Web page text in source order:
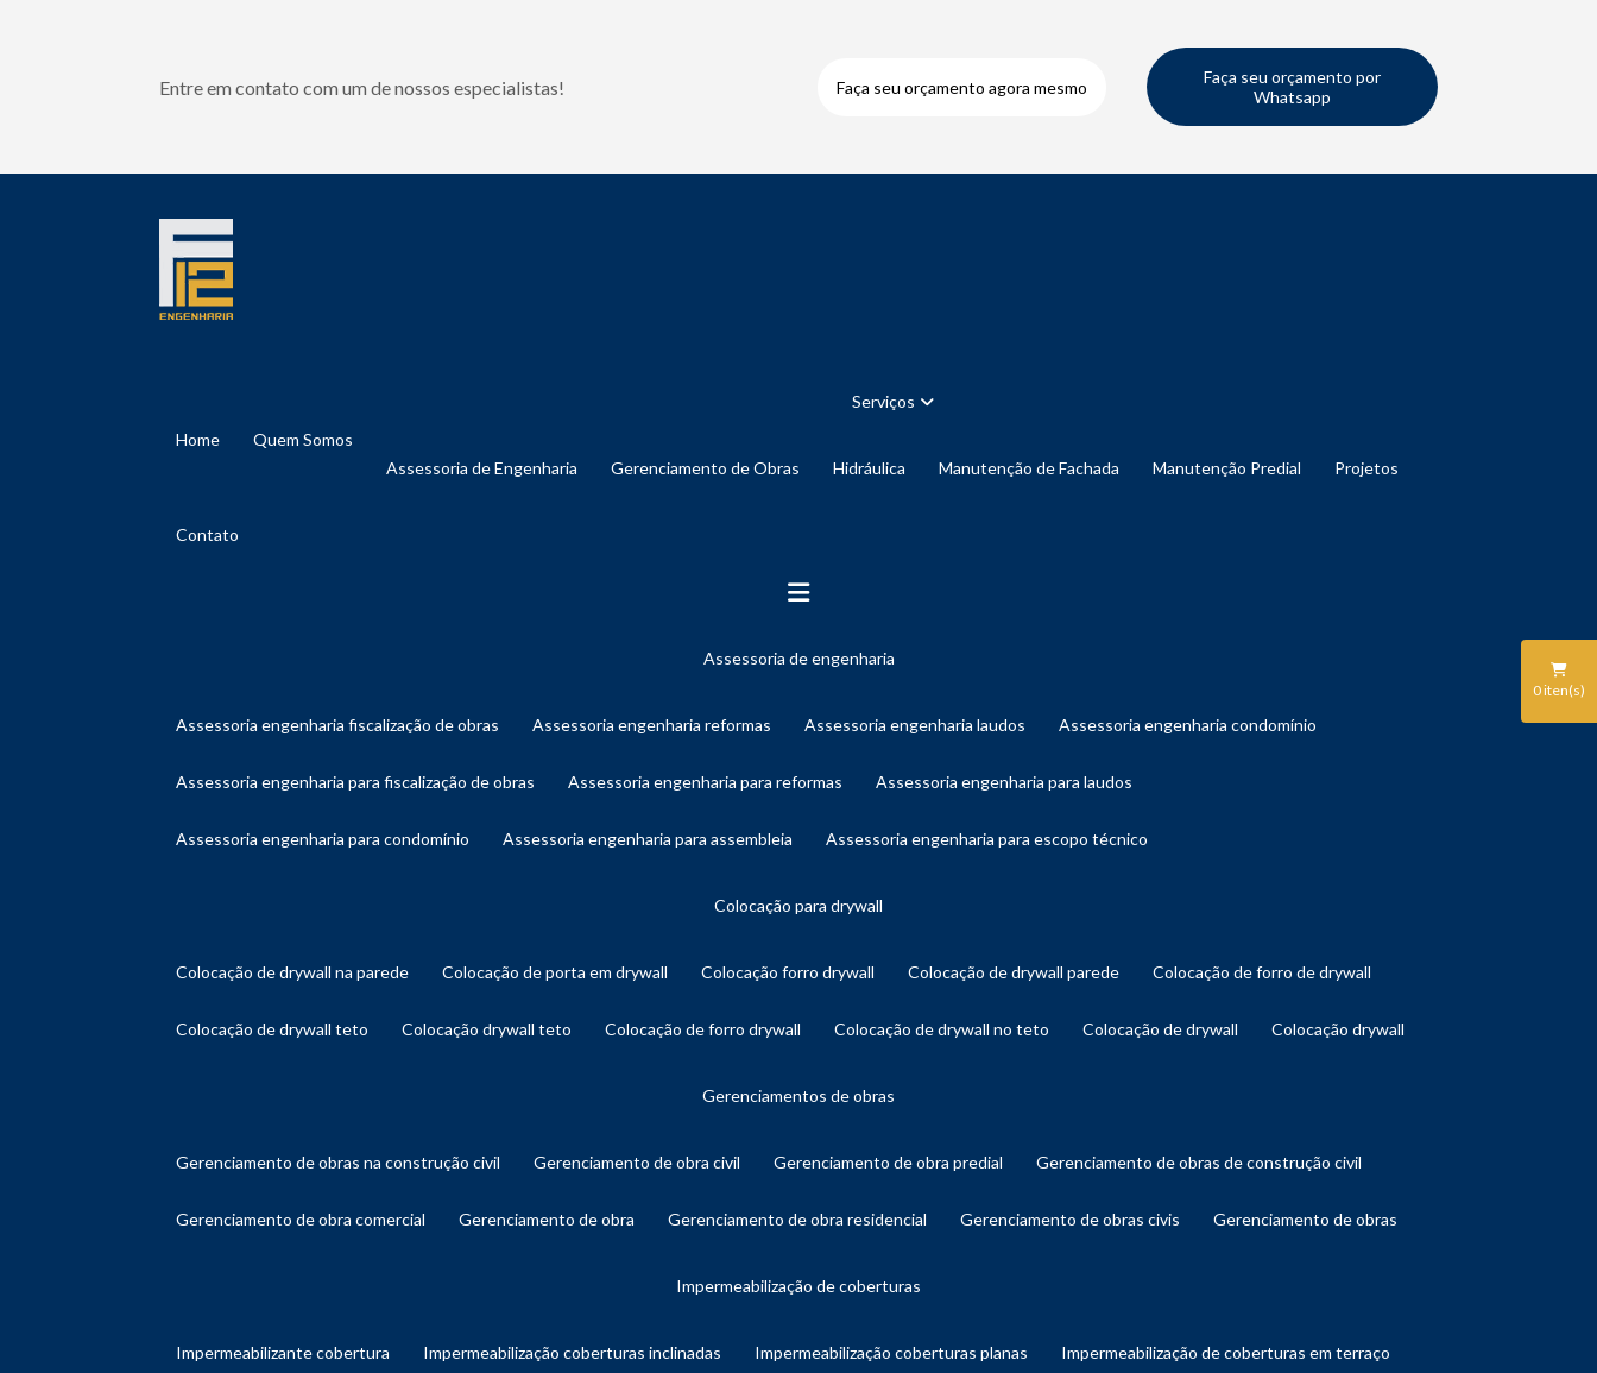
Entre em contato com um de nossos especialistas! Faça seu orçamento agora mesmo
Faça seu orçamento por
Whatsapp
Home Quem Somos
Serviços
Assessoria de Engenharia Gerenciamento de Obras Hidráulica Manutenção de Fachada Manutenção Predial Projetos
Contato
assessoria de engenharia
assessoria engenharia fiscalização de obras assessoria engenharia reformas assessoria engenharia laudos assessoria engenharia condomínio
assessoria engenharia para fiscalização de obras assessoria engenharia para reformas assessoria engenharia para laudos
assessoria engenharia para condomínio assessoria engenharia para assembleia assessoria engenharia para escopo técnico
colocação para drywall
colocação de drywall na parede colocação de porta em drywall colocação forro drywall colocação de drywall parede colocação de forro de drywall
colocação de drywall teto colocação drywall teto colocação de forro drywall colocação de drywall no teto colocação de drywall colocação drywall
gerenciamentos de obras
gerenciamento de obras na construção civil gerenciamento de obra civil gerenciamento de obra predial gerenciamento de obras de construção civil
gerenciamento de obra comercial gerenciamento de obra gerenciamento de obra residencial gerenciamento de obras civis gerenciamento de obras
impermeabilização de coberturas
impermeabilizante cobertura impermeabilização coberturas inclinadas impermeabilização coberturas planas impermeabilização de coberturas em terraço
0iten(s)